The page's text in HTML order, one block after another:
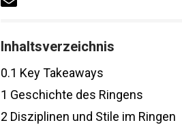
Inhaltsverzeichnis
0.1Key Takeaways
Geschichte des Ringens
Disziplinen und Stile im Ringen